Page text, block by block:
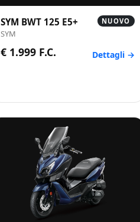
SYM BWT 125 E5+
SYM
NUOVO
€ 1.999 F.C. Dettagli →